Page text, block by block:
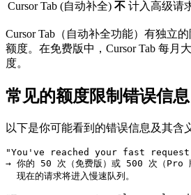
Cursor Tab (自动补全) 不 计入高级请
Cursor Tab（自动补全功能）有独立
额度。在免费版中，Cursor Tab 每月
度。
常见的额度限制错误信息
以下是你可能看到的错误信息及其含
"You've reached your fast
→ 你的 50 次（免费版）或 500 次（Pro 版
  现在的请求将进入慢速队列。